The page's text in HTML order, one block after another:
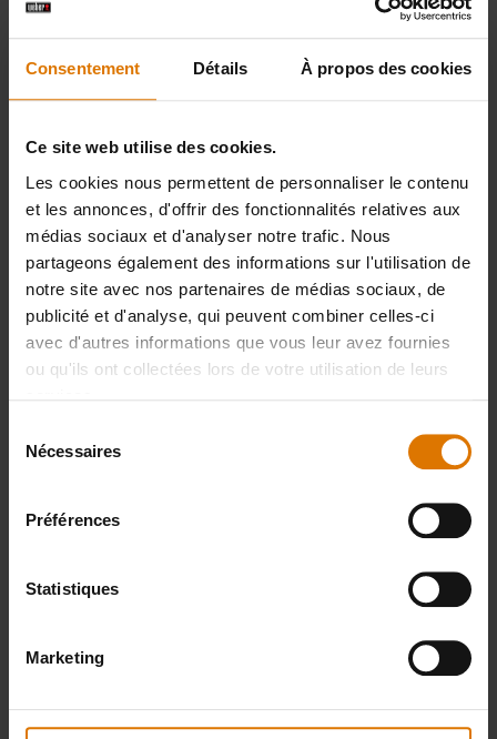
Consentement Détails À propos des cookies
Ce site web utilise des cookies.
Les cookies nous permettent de personnaliser le contenu
et les annonces, d'offrir des fonctionnalités relatives aux
médias sociaux et d'analyser notre trafic. Nous
partageons également des informations sur l'utilisation de
notre site avec nos partenaires de médias sociaux, de
publicité et d'analyse, qui peuvent combiner celles-ci
avec d'autres informations que vous leur avez fournies
ou qu'ils ont collectées lors de votre utilisation de leurs
Nécessaires
Préférences
Statistiques
Marketing
Grand bac d'égouttage
PRINT THIS LIST
Préparons-nous
recommandés
0,17 € Cotisation Recupel inclus
à
Voir